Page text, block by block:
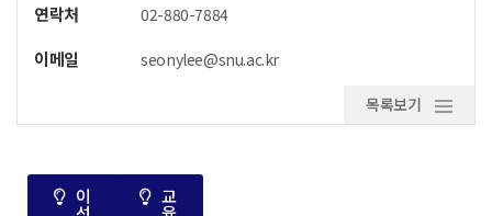
연락처 02-880-7884
이메일 seonylee@snu.ac.kr
목록보기
이 교